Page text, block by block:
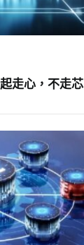
走心，不走芯